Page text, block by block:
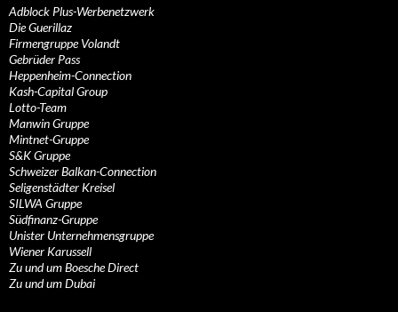
Adblock Plus-Werbenetzwerk
Die Guerillaz
Firmengruppe Volandt
Gebrüder Pass
Heppenheim-Connection
Kash-Capital Group
Lotto-Team
Manwin Gruppe
Mintnet-Gruppe
S&K Gruppe
Schweizer Balkan-Connection
Seligenstädter Kreisel
SILWA Gruppe
Südfinanz-Gruppe
Unister Unternehmensgruppe
Wiener Karussell
Zu und um Boesche Direct
Zu und um Dubai